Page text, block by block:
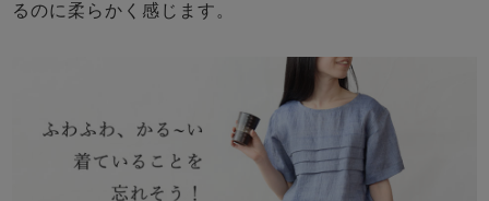
るのに柔らかく感じます。